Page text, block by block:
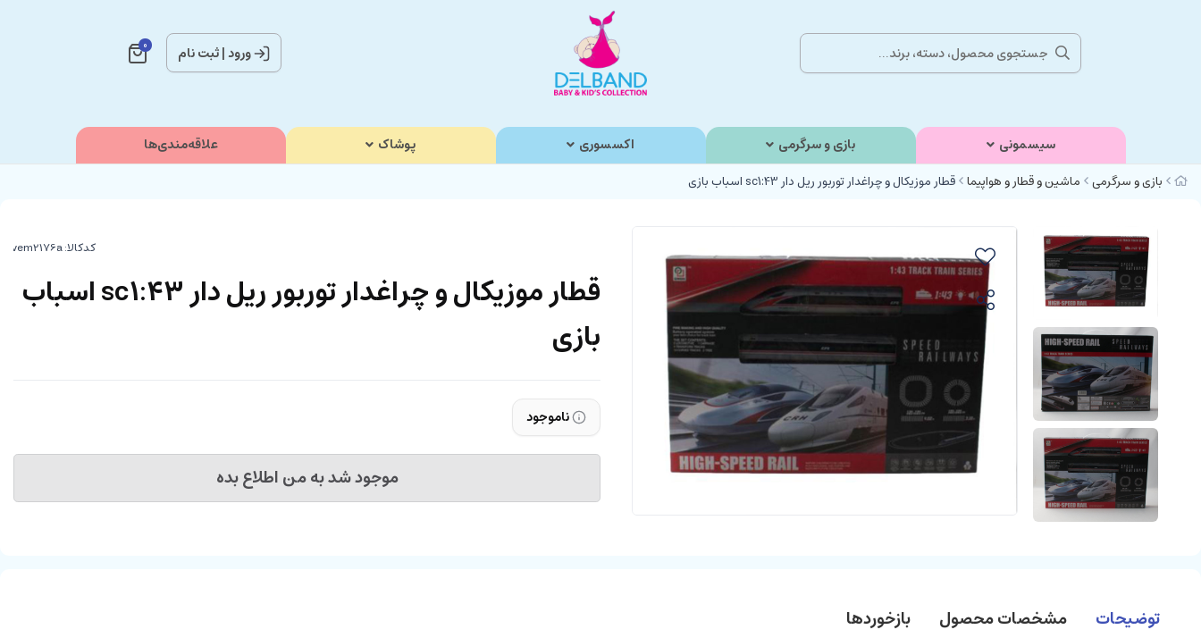
ورود|ثبت نام 0
سیسمونی بازی و سرگرمی اکسسوری پوشاک علاقه‌مندی‌ها
بازی و سرگرمی ماشین و قطار و هواپیما قطار موزیکال و چراغدار توربور ریل دار sc1:43 اسباب بازی
کدکالا:
قطار موزیکال و چراغدار توربور ریل دار sc1:43 اسباب
بازی
ناموجود
موجود شد به من اطلاع بده
توضیحات مشخصات محصول بازخوردها